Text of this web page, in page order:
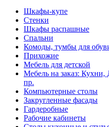
Шкафы-купе
Стенки
Шкафы распашные
Спальни
Комоды, тумбы для
Прихожие
Мебель для детской
Мебель на заказ:
пр.
Компьютерные столы
Закругленные фасады
Гардеробные
Рабочие кабинеты